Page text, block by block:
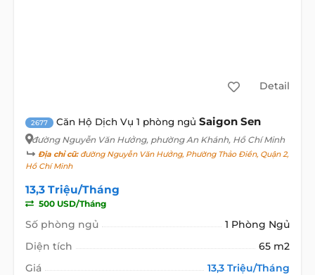
Detail
2677 Căn Hộ Dịch Vụ 1 phòng ngủ Saigon Sen
đường Nguyễn Văn Hưởng, phường An Khánh, Hồ Chí Minh
Địa chỉ cũ:đường Nguyễn Văn Hưởng, Phường Thảo Điền, Quận 2,
Hồ Chí Minh
13,3 Triệu/Tháng
500 USD/Tháng
Số phòng ngủ
1 Phòng Ngủ
Diện tích
65 m2
Giá
13,3 Triệu/Tháng